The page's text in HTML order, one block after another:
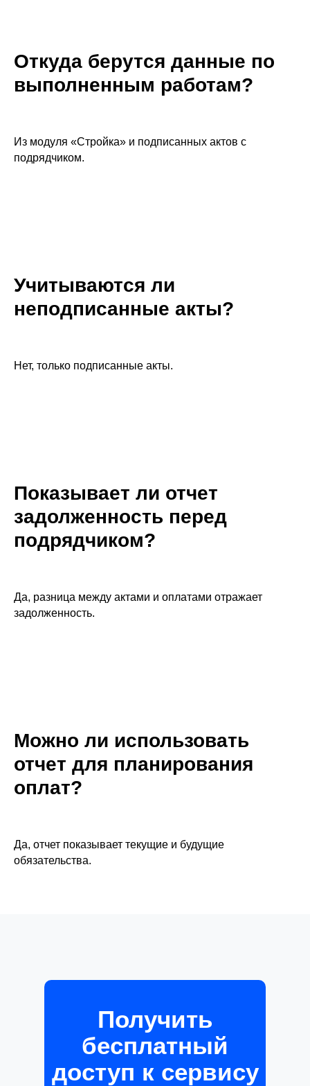
Откуда берутся данные по
выполненным работам?
Из модуля «Стройка» и подписанных актов с
подрядчиком.
Учитываются ли
неподписанные акты?
Нет, только подписанные акты.
Показывает ли отчет
задолженность перед
подрядчиком?
Да, разница между актами и оплатами отражает
задолженность.
Можно ли использовать
отчет для планирования
оплат?
Да, отчет показывает текущие и будущие
обязательства.
Получить
бесплатный
доступ к сервису